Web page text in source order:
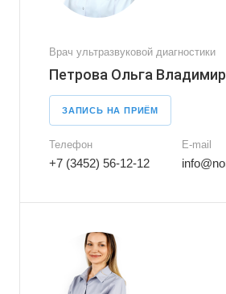
Врач ультразвуковой диагностики
Петрова Ольга
ЗАПИСЬ НА ПРИЁМ
Телефон
+7 (3452) 56-12-12
E-mail